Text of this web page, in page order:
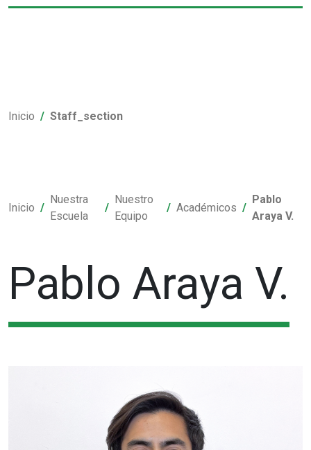
Inicio Staff_section
Inicio
Nuestra
Escuela
Nuestro
Equipo
Académicos
Pablo
Araya V.
Pablo Araya V.